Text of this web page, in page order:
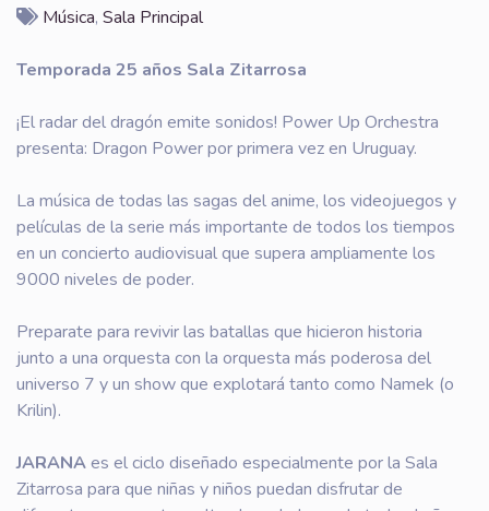
Música, Sala Principal
Temporada 25 años Sala Zitarrosa
¡El radar del dragón emite sonidos! Power Up Orchestra
presenta: Dragon Power por primera vez en Uruguay.
La música de todas las sagas del anime, los videojuegos y
películas de la serie más importante de todos los tiempos
en un concierto audiovisual que supera ampliamente los
9000 niveles de poder.
Preparate para revivir las batallas que hicieron historia
junto a una orquesta con la orquesta más poderosa del
universo 7 y un show que explotará tanto como Namek (o
Krilin).
JARANAes el ciclo diseñado especialmente por la Sala
Zitarrosa para que niñas y niños puedan disfrutar de